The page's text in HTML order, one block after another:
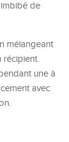
de
mélangeant
récipient.
une à
avec